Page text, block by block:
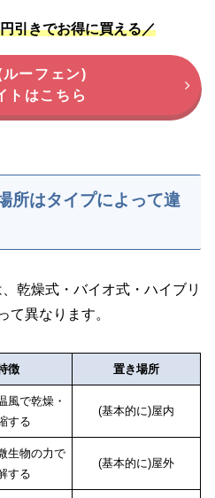
引きでお得に買える／
ーフェン)
トはこちら
所はタイプによって違
乾燥式・バイオ式・ハイブリ
て異なります。
徴 置き場所
風で乾燥・
する
(基本的に)屋内
生物の力で
する
(基本的に)屋外